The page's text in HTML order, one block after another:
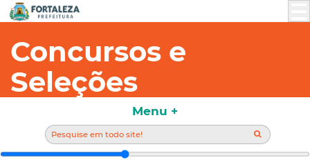
Concursos e
Seleções